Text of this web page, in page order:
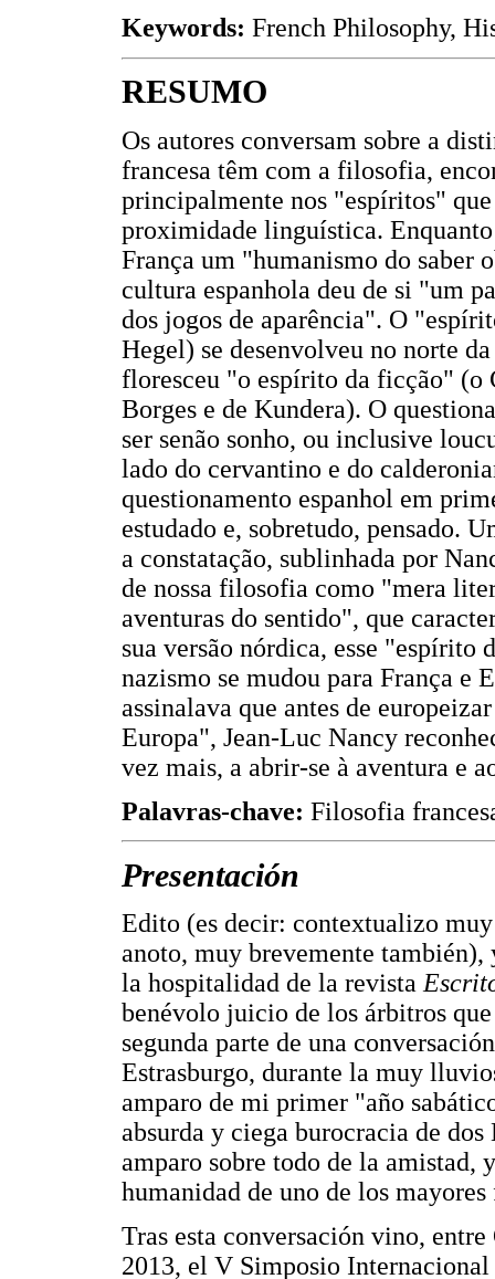
Keywords: French Philosophy,
RESUMO
Os autores conversam sobre a
francesa têm com a filosofia,
principalmente nos "espíritos" que
proximidade linguística.
França um "humanismo do saber
cultura espanhola deu de si "um
dos jogos de aparência". O
Hegel) se desenvolveu no norte
floresceu "o espírito da ficção" (o
Borges e de Kundera). O
ser senão sonho, ou inclusive
lado do cervantino e do
questionamento espanhol em
estudado e, sobretudo, pensado.
a constatação, sublinhada por
de nossa filosofia como "mera
aventuras do sentido", que
sua versão nórdica, esse "espírito
nazismo se mudou para França e
assinalava que antes de
Europa", Jean-Luc Nancy
vez mais, a abrir-se à aventura e
Palavras-chave: Filosofia
Presentación
Edito (es decir: contextualizo
anoto, muy brevemente también),
la hospitalidad de la revista
benévolo juicio de los árbitros
segunda parte de una
Estrasburgo, durante la muy
amparo de mi primer "año
absurda y ciega burocracia de
amparo sobre todo de la amistad,
humanidad de uno de los
Tras esta conversación vino,
2013, el V Simposio